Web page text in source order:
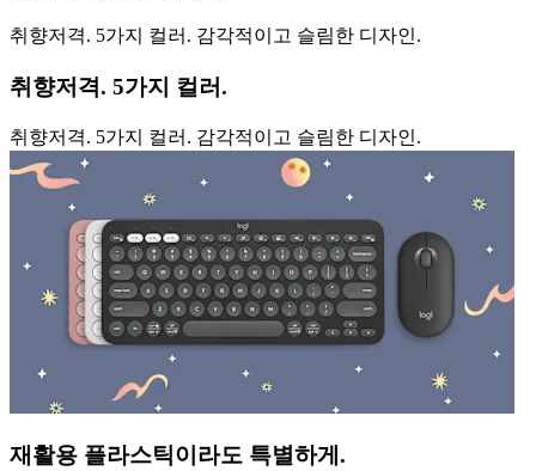
취향저격. 5가지 컬러. 감각적이고 슬림한 디자인.
취향저격. 5가지 컬러.
취향저격. 5가지 컬러. 감각적이고 슬림한 디자인.
재활용 플라스틱이라도 특별하게.